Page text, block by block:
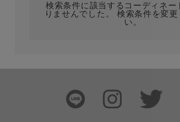
ブランド
検索条件に該当するコーディネー
りませんでした。 検索条件を変更
い。